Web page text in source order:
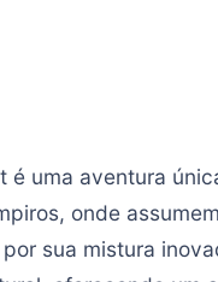
é uma aventura
onde
sua mistura